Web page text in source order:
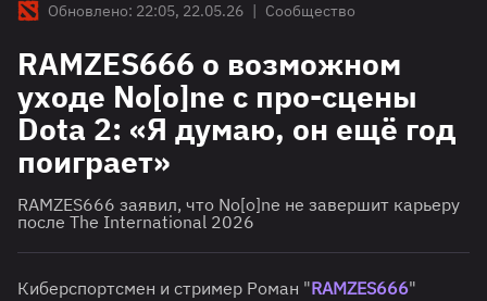
Обновлено: 22:05, 22.05.26 | Сообщество
RAMZES666 о возможном
уходе No[o]ne с про-сцены
Dota 2: «Я думаю, он ещё год
поиграет»
RAMZES666 заявил, что No[o]ne не завершит карьеру
после The International 2026
Киберспортсмен и стример Роман "RAMZES666"